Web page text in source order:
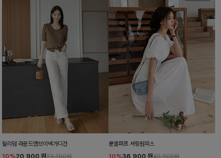
윌리덤 라운드앤브이넥가디건
10%20,900 원23,200원
룬셀퍼프 셔링원피스
10%36,900 원40,900원